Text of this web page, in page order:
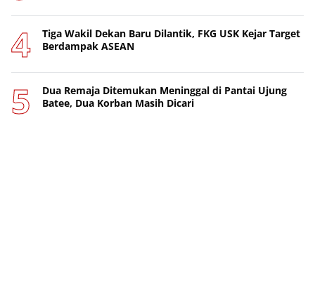
Tiga Wakil Dekan Baru Dilantik, FKG USK Kejar Target
Berdampak ASEAN
Dua Remaja Ditemukan Meninggal di Pantai Ujung
Batee, Dua Korban Masih Dicari